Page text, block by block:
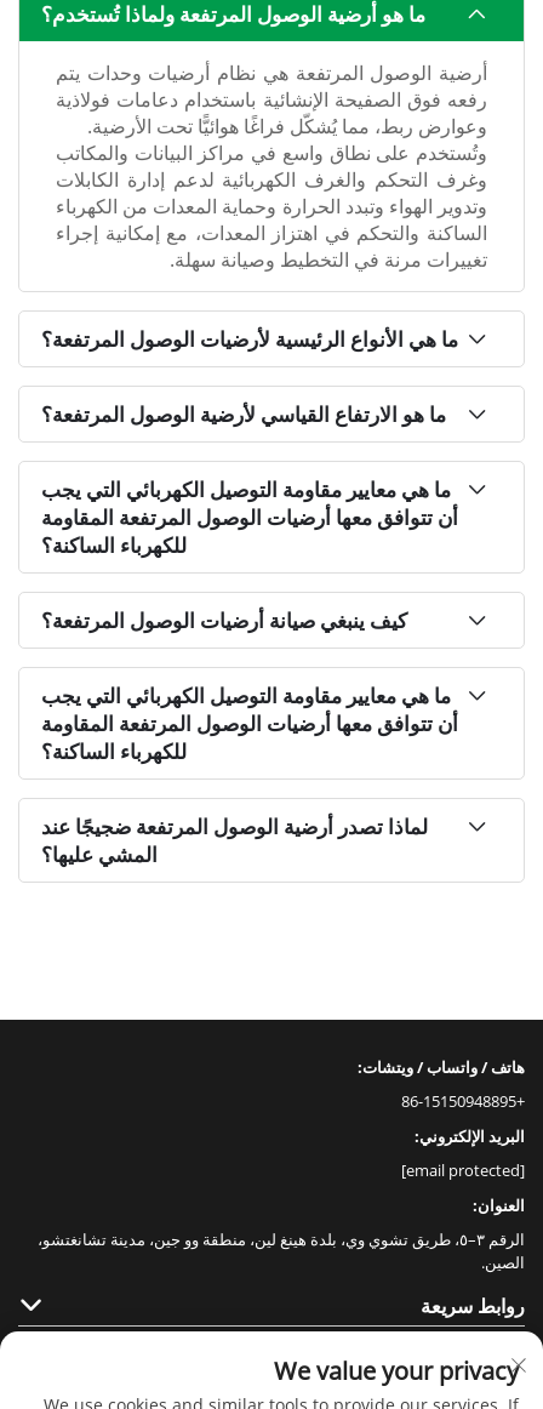
ما هو أرضية الوصول المرتفعة ولماذا تُستخدم؟
أرضية الوصول المرتفعة هي نظام أرضيات وحدات يتم
رفعه فوق الصفيحة الإنشائية باستخدام دعامات فولاذية
وعوارض ربط، مما يُشكّل فراغًا هوائيًّا تحت الأرضية.
وتُستخدم على نطاق واسع في مراكز البيانات والمكاتب
وغرف التحكم والغرف الكهربائية لدعم إدارة الكابلات
وتدوير الهواء وتبدد الحرارة وحماية المعدات من الكهرباء
الساكنة والتحكم في اهتزاز المعدات، مع إمكانية إجراء
تغييرات مرنة في التخطيط وصيانة سهلة.
ما هي الأنواع الرئيسية لأرضيات الوصول المرتفعة؟
ما هو الارتفاع القياسي لأرضية الوصول المرتفعة؟
ما هي معايير مقاومة التوصيل الكهربائي التي يجب
أن تتوافق معها أرضيات الوصول المرتفعة المقاومة
للكهرباء الساكنة؟
كيف ينبغي صيانة أرضيات الوصول المرتفعة؟
ما هي معايير مقاومة التوصيل الكهربائي التي يجب
أن تتوافق معها أرضيات الوصول المرتفعة المقاومة
للكهرباء الساكنة؟
لماذا تصدر أرضية الوصول المرتفعة ضجيجًا عند
المشي عليها؟
هاتف / واتساب / ويتشات:
+86-15150948895
البريد الإلكتروني:
[email protected]
العنوان:
الرقم ٣–٥، طريق تشوي وي، بلدة هينغ لين، منطقة وو جين، مدينة تشانغتشو،
الصين.
روابط سريعة
منتجات
We value your privacy